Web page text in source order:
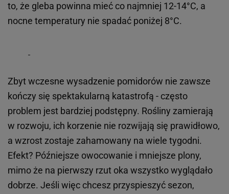
to, że gleba powinna mieć co najmniej 12-14°C, a
nocne temperatury nie spadać poniżej 8°C.
Zbyt wczesne wysadzenie pomidorów nie zawsze
kończy się spektakularną katastrofą - często
problem jest bardziej podstępny. Rośliny zamierają
w rozwoju, ich korzenie nie rozwijają się prawidłowo,
a wzrost zostaje zahamowany na wiele tygodni.
Efekt? Późniejsze owocowanie i mniejsze plony,
mimo że na pierwszy rzut oka wszystko wyglądało
dobrze. Jeśli więc chcesz przyspieszyć sezon,